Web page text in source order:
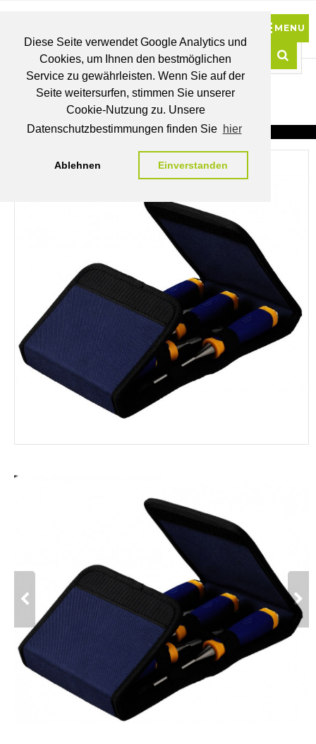
Diese Seite verwendet Google Analytics und
Cookies, um Ihnen den bestmöglichen
Service zu gewährleisten. Wenn Sie auf der
Seite weitersurfen, stimmen Sie unserer
Cookie-Nutzung zu. Unsere
Datenschutzbestimmungen finden Sie hier
Ablehnen Einverstanden
BRUTTO
PREISE
MEIN
WUNSCHLISTE